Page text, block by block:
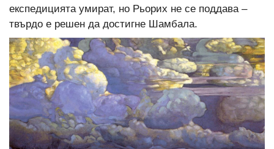
експедицията умират, но Рьорих не се поддава –
твърдо е решен да достигне Шамбала.